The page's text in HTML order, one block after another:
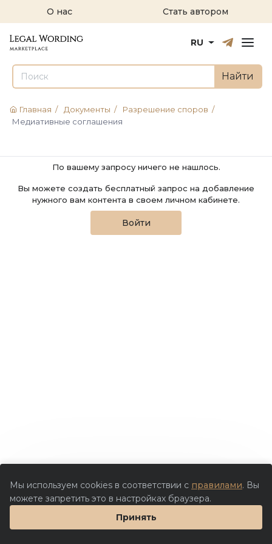
О нас Стать автором
РусскийEnglish
RU
Найти
Главная / Документы / Разрешение споров /
Медиативные соглашения
По вашему запросу ничего не нашлось.
Вы можете создать бесплатный запрос на добавление
нужного вам контента в своем личном кабинете.
Войти
Мы используем cookies в соответствии с правилами. Вы
можете запретить это в настройках браузера.
Принять